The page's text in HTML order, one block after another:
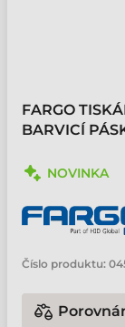
FARGO
BARVICÍ
NOVINKA
Číslo produktu: